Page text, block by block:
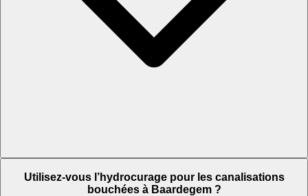
Utilisez-vous l’hydrocurage pour les canalisations
bouchées à Baardegem ?